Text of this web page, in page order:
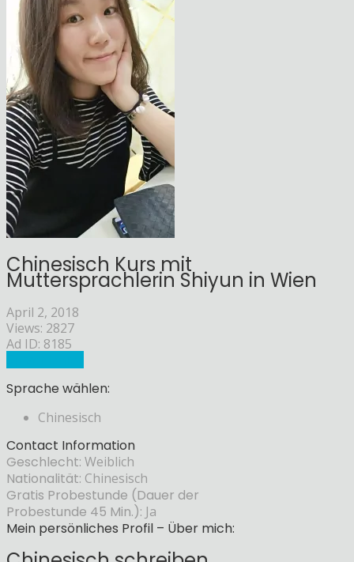
Chinesisch Kurs mit
Muttersprachlerin Shiyun in Wien
April 2, 2018
Views: 2827
Ad ID: 8185
Sprache wählen:
Chinesisch
Contact Information
Geschlecht: Weiblich
Nationalität: Chinesisch
Gratis Probestunde (Dauer der
Probestunde 45 Min.): Ja
Mein persönliches Profil – Über mich: